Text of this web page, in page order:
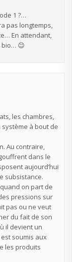
1 ?…
pas longtemps,
En attendant,
bio… 😉
les chambres,
système à bout de
Au contraire,
dans le
aujourd’hui
subsistance.
on part de
pressions sur
pas ou ne veut
du fait de son
il devient un
soumis aux
les produits